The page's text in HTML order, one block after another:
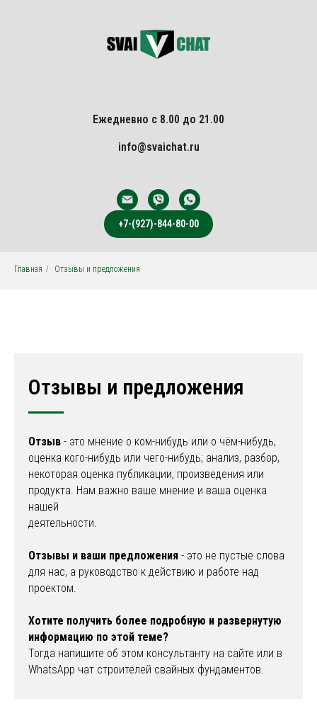
Ежедневно с 8.00 до 21.00
info@svaichat.ru
+7-(927)-844-80-00
Главная / Отзывы и предложения
Отзывы и предложения
Отзыв - это мнение о ком-нибудь или о чём-нибудь,
оценка кого-нибудь или чего-нибудь; анализ, разбор,
некоторая оценка публикации, произведения или
продукта. Нам важно ваше мнение и ваша оценка
нашей
деятельности.
Отзывы и ваши предложения - это не пустые слова
для нас, а руководство к действию и работе над
проектом.
Хотите получить более подробную и развернутую
информацию по этой теме?
Тогда напишите об этом консультанту на сайте или в
WhatsApp чат строителей свайных фундаментов.